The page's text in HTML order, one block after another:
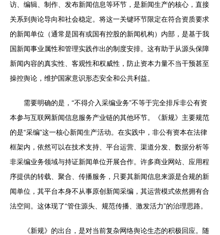
访、编辑、制作、发布新闻信息等环节，是新闻生产的核心，直接
关系到舆论导向和社会稳定。将这一关键环节限定在符合资质要求
的新闻单位（通常是国有或国有控股的新闻机构）内部，是基于我
国新闻事业属性和管理实践作出的制度安排。这有助于从源头保障
新闻内容的真实性、客观性和权威性，防止资本力量不当干预甚至
操控舆论，维护国家意识形态安全和公共利益。
需要明确的是，“不得介入采编业务”不等于完全排斥非公有资
本参与互联网新闻信息服务产业链的其他环节。《新规》主要规范
的是“采编”这一核心新闻生产活动。在实践中，非公有资本在法律
框架内，依然可以在技术支持、平台运营、渠道分发、数据分析等
非采编业务领域与持证新闻单位开展合作。许多商业网站、应用程
序提供的转载、聚合、传播服务，只要其新闻信息来源是合规的新
闻单位，其平台本身不从事原创新闻采编，其运营模式依然拥有合
法空间。这体现了“管住源头、规范传播、激发活力”的治理思路。
《新规》的出台，是对当前复杂网络舆论生态的积极回应。随